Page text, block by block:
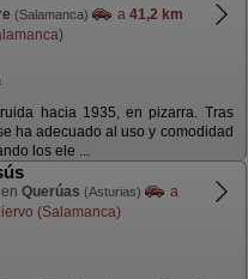
(Salamanca) a 41,2 km
hacia 1935, en pizarra. Tras
ha adecuado al uso y comodidad
los ele ...
Querúas (Asturias)
a
(Salamanca)